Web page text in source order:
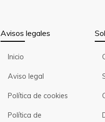
Avisos legales
Inicio
Aviso legal
Política de cookies
Política de